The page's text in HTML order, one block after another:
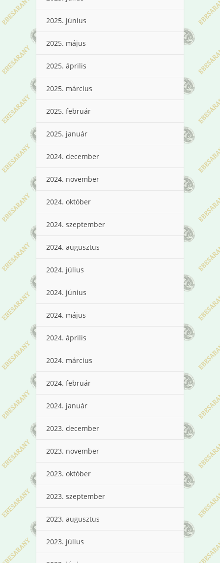
2025. június
2025. május
2025. április
2025. március
2025. február
2025. január
2024. december
2024. november
2024. október
2024. szeptember
2024. augusztus
2024. július
2024. június
2024. május
2024. április
2024. március
2024. február
2024. január
2023. december
2023. november
2023. október
2023. szeptember
2023. augusztus
2023. július